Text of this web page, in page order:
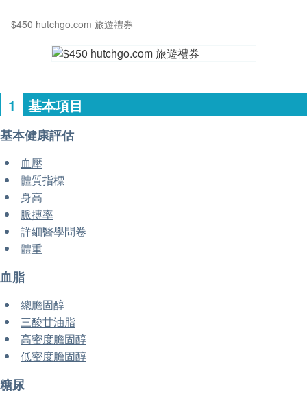
$450 hutchgo.com 旅遊禮券
1 基本項目
基本健康評估
血壓
體質指標
身高
脈搏率
詳細醫學問卷
體重
血脂
總膽固醇
三酸甘油脂
高密度膽固醇
低密度膽固醇
糖尿